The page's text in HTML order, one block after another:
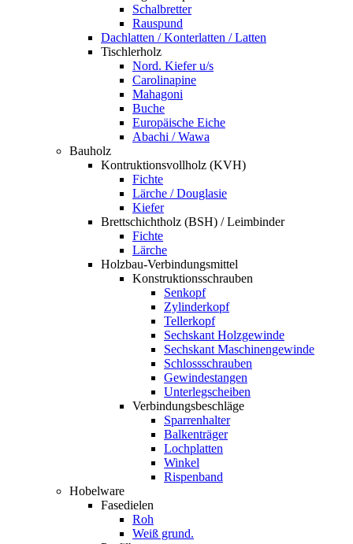
Schalbretter
Rauspund
Dachlatten / Konterlatten / Latten
Tischlerholz
Nord. Kiefer u/s
Carolinapine
Mahagoni
Buche
Europäische Eiche
Abachi / Wawa
Bauholz
Kontruktionsvollholz (KVH)
Fichte
Lärche / Douglasie
Kiefer
Brettschichtholz (BSH) / Leimbinder
Fichte
Lärche
Holzbau-Verbindungsmittel
Konstruktionsschrauben
Senkopf
Zylinderkopf
Tellerkopf
Sechskant Holzgewinde
Sechskant Maschinengewinde
Schlossschrauben
Gewindestangen
Unterlegscheiben
Verbindungsbeschläge
Sparrenhalter
Balkenträger
Lochplatten
Winkel
Rispenband
Hobelware
Fasedielen
Roh
Weiß grund.